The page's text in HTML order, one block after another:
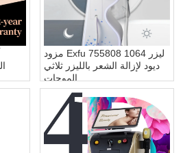
مزود Exfu 755808 1064 ليزر
ديود لإزالة الشعر بالليزر ثلاثي
الموجات